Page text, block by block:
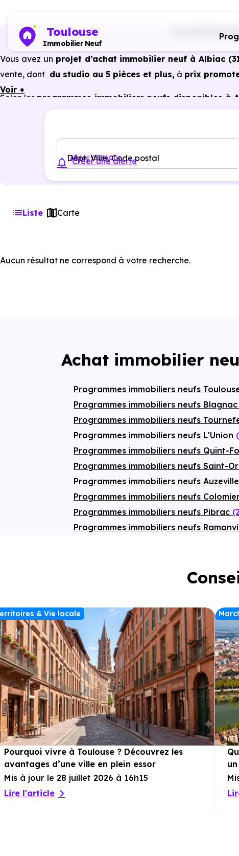
Toulouse
Immobilier Neuf
Vous avez un projet d’achat immobilier neuf à Albiac
vente, dont du studio au 5 pièces et plus, à prix
Selon les programmes immobiliers neufs disponibles à
Voir +
Dépt, Ville, Code postal
Albiac (31460)
Créer une alerte
Liste Carte
Aucun résultat ne correspond à votre recherche.
Achat immobilier
Programmes immobiliers neufs
Programmes immobiliers neufs Blagnac
Programmes immobiliers neufs
Programmes immobiliers neufs L'Union
Programmes immobiliers neufs Quint-
Programmes immobiliers neufs Saint-
Programmes immobiliers neufs
Programmes immobiliers neufs
Programmes immobiliers neufs Pibrac
Programmes immobiliers neufs
& Vie locale
Pourquoi vivre à Toulouse ? Découvrez les
avantages d’une ville en plein essor
Mis à jour le 28 juillet 2026 à 16h15
Lire l'article